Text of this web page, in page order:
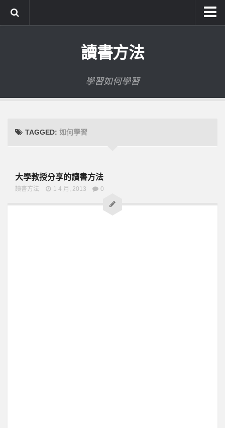
讀書方法
學習如何學習
TAGGED: 如何學習
大學教授分享的讀書方法
讀書方法 1 4 月, 2013 0